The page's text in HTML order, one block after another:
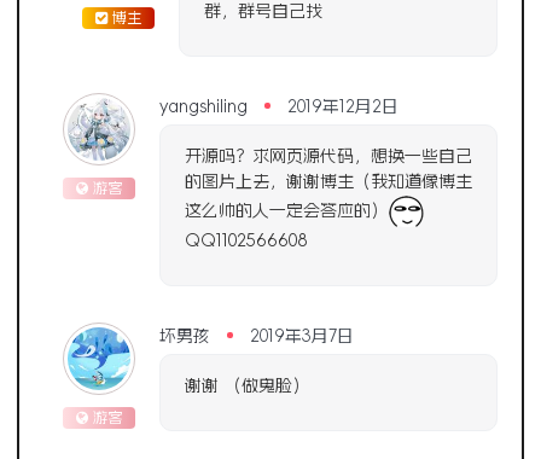
博主
群，群号自己找
游客
yangshiling 2019年12月2日
开源吗？求网页源代码，想换一些自己
的图片上去，谢谢博主（我知道像博主
这么帅的人一定会答应的）
QQ1102566608
游客
坏男孩 2019年3月7日
谢谢 （做鬼脸）